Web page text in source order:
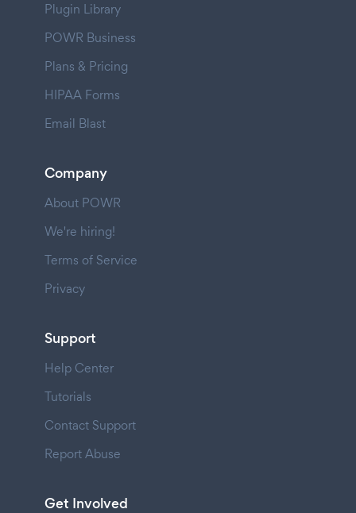
Plugin Library
POWR Business
Plans & Pricing
HIPAA Forms
Email Blast
Company
About POWR
We're hiring!
Terms of Service
Privacy
Support
Help Center
Tutorials
Contact Support
Report Abuse
Get Involved